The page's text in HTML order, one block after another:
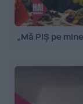
„Mă PIȘ pe